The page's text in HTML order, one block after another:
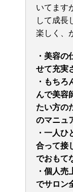
いてます
して成長
楽しく、
・美容の
せて充実
・もち
んで美容
たい方の
のマニュ
・一人ひ
合って接
でおもて
・個人
でサロン